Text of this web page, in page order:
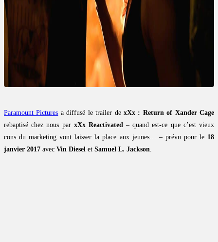
Paramount Pictures a diffusé le trailer de xXx : Return of Xander Cage
rebaptisé chez nous par xXx Reactivated– quand est-ce que c’est vieux
cons du marketing vont laisser la place aux jeunes… – prévu pour le 18
janvier 2017 avec Vin Diesel et Samuel L. Jackson.